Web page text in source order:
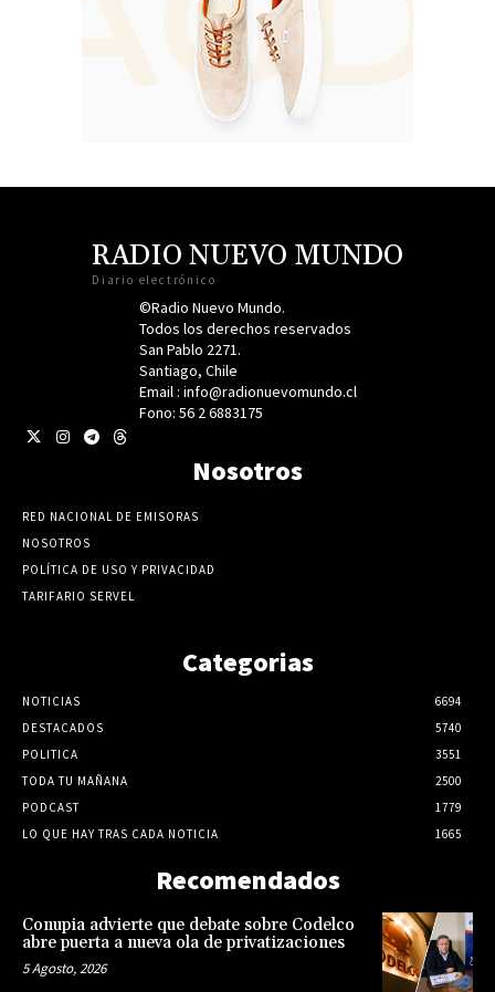
RADIO NUEVO MUNDO
Diario electrónico
©Radio Nuevo Mundo.
Todos los derechos reservados
San Pablo 2271.
Santiago, Chile
Email : info@radionuevomundo.cl
Fono: 56 2 6883175
Nosotros
RED NACIONAL DE EMISORAS
NOSOTROS
POLÍTICA DE USO Y PRIVACIDAD
TARIFARIO SERVEL
Categorias
NOTICIAS
6694
DESTACADOS
5740
POLITICA
3551
TODA TU MAÑANA
2500
PODCAST
1779
LO QUE HAY TRAS CADA NOTICIA
1665
Recomendados
Conupia advierte que debate sobre Codelco
abre puerta a nueva ola de privatizaciones
5 Agosto, 2026